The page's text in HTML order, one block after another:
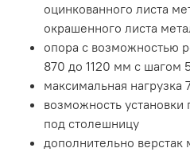
оцинкованного листа
окрашенного листа
опора с возможностью
870 до 1120 мм с шагом
максимальная нагрузка
возможность
под столешницу
дополнительно